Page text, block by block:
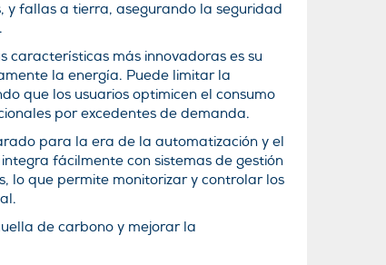
y fallas a tierra, asegurando la seguridad
características más innovadoras es su
la energía. Puede limitar la
que los usuarios optimicen el consumo
por excedentes de demanda.
para la era de la automatización y el
fácilmente con sistemas de gestión
lo que permite monitorizar y controlar los
de carbono y mejorar la